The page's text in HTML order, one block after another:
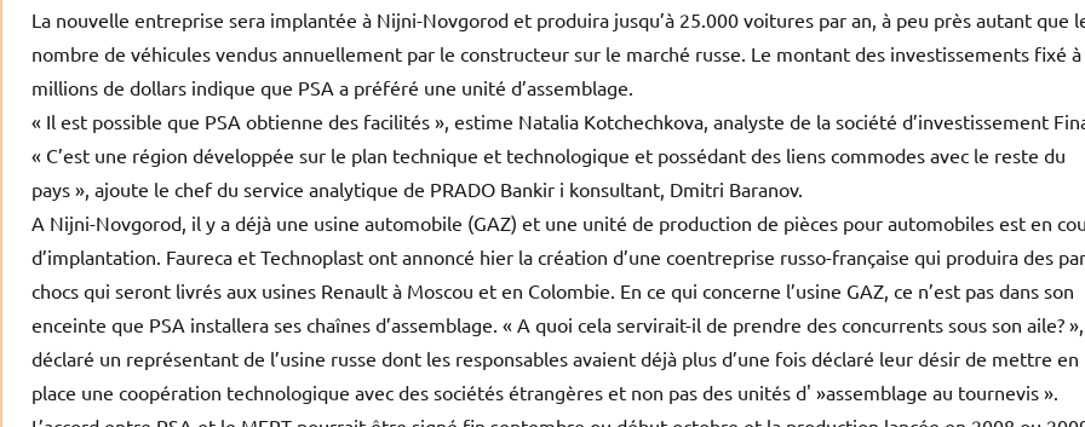
La nouvelle entreprise sera implantée à Nijni-Novgorod et produira jusqu’à 25.000 voitures par an, à peu près autant que
nombre de véhicules vendus annuellement par le constructeur sur le marché russe. Le montant des investissements fixé
millions de dollars indique que PSA a préféré une unité d’assemblage.
« Il est possible que PSA obtienne des facilités », estime Natalia Kotchechkova, analyste de la société d’investissement
« C’est une région développée sur le plan technique et technologique et possédant des liens commodes avec le reste du
pays », ajoute le chef du service analytique de PRADO Bankir i konsultant, Dmitri Baranov.
A Nijni-Novgorod, il y a déjà une usine automobile (GAZ) et une unité de production de pièces pour automobiles est en
d’implantation. Faureca et Technoplast ont annoncé hier la création d’une coentreprise russo-française qui produira des
chocs qui seront livrés aux usines Renault à Moscou et en Colombie. En ce qui concerne l’usine GAZ, ce n’est pas dans son
enceinte que PSA installera ses chaînes d’assemblage. « A quoi cela servirait-il de prendre des concurrents sous son aile?
déclaré un représentant de l’usine russe dont les responsables avaient déjà plus d’une fois déclaré leur désir de mettre en
place une coopération technologique avec des sociétés étrangères et non pas des unités d' »assemblage au tournevis ».